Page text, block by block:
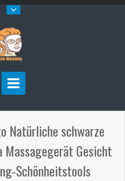
Natürliche schwarze
Massagegerät Gesicht
Schönheitstools